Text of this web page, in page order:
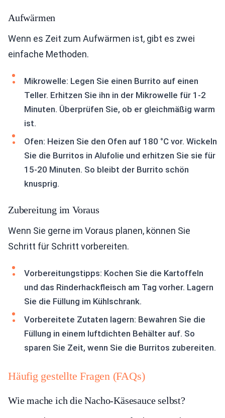
Aufwärmen
Wenn es Zeit zum Aufwärmen ist, gibt es zwei
einfache Methoden.
Mikrowelle: Legen Sie einen Burrito auf einen
Teller. Erhitzen Sie ihn in der Mikrowelle für 1-2
Minuten. Überprüfen Sie, ob er gleichmäßig warm
ist.
Ofen: Heizen Sie den Ofen auf 180 °C vor. Wickeln
Sie die Burritos in Alufolie und erhitzen Sie sie für
15-20 Minuten. So bleibt der Burrito schön
knusprig.
Zubereitung im Voraus
Wenn Sie gerne im Voraus planen, können Sie
Schritt für Schritt vorbereiten.
Vorbereitungstipps: Kochen Sie die Kartoffeln
und das Rinderhackfleisch am Tag vorher. Lagern
Sie die Füllung im Kühlschrank.
Vorbereitete Zutaten lagern: Bewahren Sie die
Füllung in einem luftdichten Behälter auf. So
sparen Sie Zeit, wenn Sie die Burritos zubereiten.
Häufig gestellte Fragen (FAQs)
Wie mache ich die Nacho-Käsesauce selbst?